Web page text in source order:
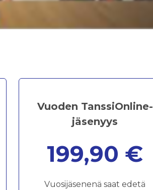
Vuoden TanssiOnline-
jäsenyys
199,90 €
Vuosijäsenenä saat edetä